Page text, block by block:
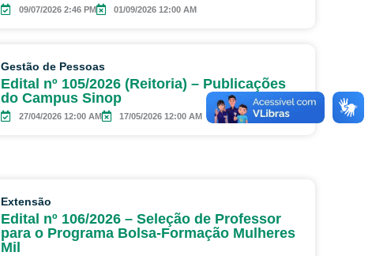
09/07/2026 2:46 PM 01/09/2026 12:00 AM
Gestão de Pessoas
Edital nº 105/2026 (Reitoria) – Publicações
do Campus Sinop
27/04/2026 12:00 AM 17/05/2026 12:00 AM
Extensão
Edital nº 106/2026 – Seleção de Professor
para o Programa Bolsa-Formação Mulheres
Mil